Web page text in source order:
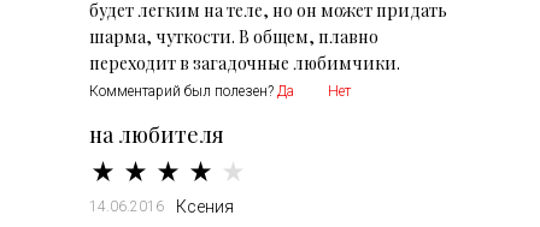
будет легким на теле, но он может придать
шарма, чуткости. В общем, плавно
переходит в загадочные любимчики.
Комментарий был полезен? Да Нет
на любителя
14.06.2016 Ксения